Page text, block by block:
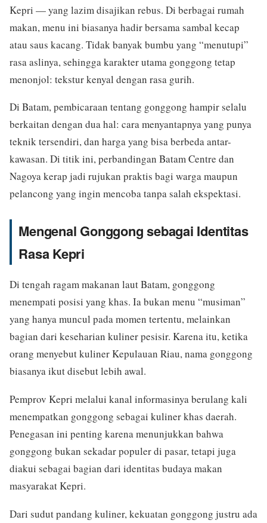
Kepri — yang lazim disajikan rebus. Di berbagai rumah
makan, menu ini biasanya hadir bersama sambal kecap
atau saus kacang. Tidak banyak bumbu yang “menutupi”
rasa aslinya, sehingga karakter utama gonggong tetap
menonjol: tekstur kenyal dengan rasa gurih.
Di Batam, pembicaraan tentang gonggong hampir selalu
berkaitan dengan dua hal: cara menyantapnya yang punya
teknik tersendiri, dan harga yang bisa berbeda antar-
kawasan. Di titik ini, perbandingan Batam Centre dan
Nagoya kerap jadi rujukan praktis bagi warga maupun
pelancong yang ingin mencoba tanpa salah ekspektasi.
Mengenal Gonggong sebagai Identitas
Rasa Kepri
Di tengah ragam makanan laut Batam, gonggong
menempati posisi yang khas. Ia bukan menu “musiman”
yang hanya muncul pada momen tertentu, melainkan
bagian dari keseharian kuliner pesisir. Karena itu, ketika
orang menyebut kuliner Kepulauan Riau, nama gonggong
biasanya ikut disebut lebih awal.
Pemprov Kepri melalui kanal informasinya berulang kali
menempatkan gonggong sebagai kuliner khas daerah.
Penegasan ini penting karena menunjukkan bahwa
gonggong bukan sekadar populer di pasar, tetapi juga
diakui sebagai bagian dari identitas budaya makan
masyarakat Kepri.
Dari sudut pandang kuliner, kekuatan gonggong justru ada